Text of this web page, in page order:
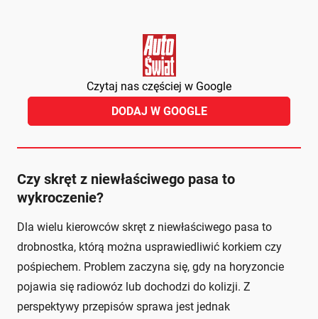
Czytaj nas częściej w Google
DODAJ W GOOGLE
Czy skręt z niewłaściwego pasa to
wykroczenie?
Dla wielu kierowców skręt z niewłaściwego pasa to
drobnostka, którą można usprawiedliwić korkiem czy
pośpiechem. Problem zaczyna się, gdy na horyzoncie
pojawia się radiowóz lub dochodzi do kolizji. Z
perspektywy przepisów sprawa jest jednak